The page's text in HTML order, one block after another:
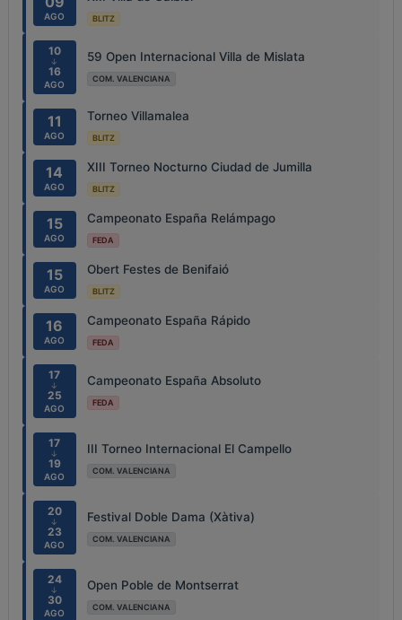
AGO BLITZ
10
↓
16
AGO
59 Open Internacional Villa de Mislata
COM. VALENCIANA
11
AGO
Torneo Villamalea
BLITZ
14
AGO
XIII Torneo Nocturno Ciudad de Jumilla
BLITZ
15
AGO
Campeonato España Relámpago
FEDA
15
AGO
Obert Festes de Benifaió
BLITZ
16
AGO
Campeonato España Rápido
FEDA
17
↓
25
AGO
Campeonato España Absoluto
FEDA
17
↓
19
AGO
III Torneo Internacional El Campello
COM. VALENCIANA
20
↓
23
AGO
Festival Doble Dama (Xàtiva)
COM. VALENCIANA
24
↓
30
AGO
Open Poble de Montserrat
COM. VALENCIANA